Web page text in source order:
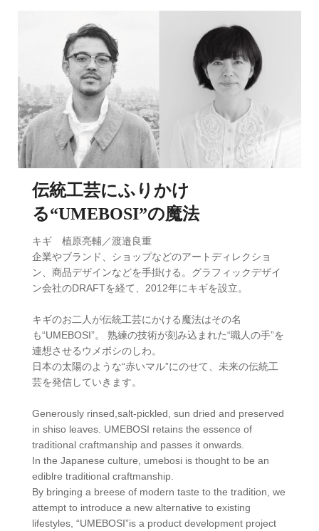
伝統工芸にふりかけ
る“UMEBOSI”の魔法
キギ 植原亮輔／渡邉良重
企業やブランド、ショップなどのアートディレクショ
ン、商品デザインなどを手掛ける。グラフィックデザイ
ン会社のDRAFTを経て、2012年にキギを設立。
キギのお二人が伝統工芸にかける魔法はその名
も“UMEBOSI”。 熟練の技術が刻み込まれた“職人の手”を
連想させるウメボシのしわ。
日本の太陽のような“赤いマル”にのせて、未来の伝統工
芸を発信していきます。
Generously rinsed,salt-pickled, sun dried and preserved
in shiso leaves. UMEBOSI retains the essence of
traditional craftmanship and passes it onwards.
In the Japanese culture, umebosi is thought to be an
ediblre traditional craftmanship.
By bringing a breese of modern taste to the tradition, we
attempt to introduce a new alternative to existing
lifestyles, “UMEBOSI”is a product development project